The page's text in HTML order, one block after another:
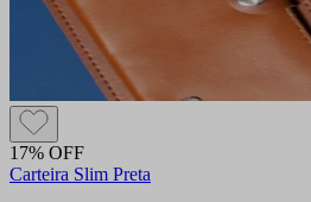
17% OFF
Carteira Slim Preta